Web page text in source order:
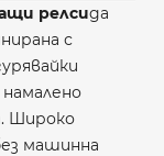
релсида
с
Широко
машинна